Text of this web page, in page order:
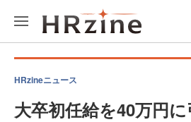
HRzineニュース
大卒初任給を40万円